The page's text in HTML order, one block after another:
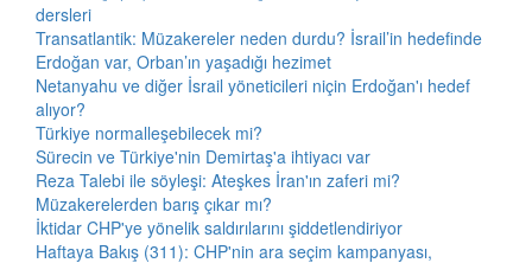
dersleri
Transatlantik: Müzakereler neden durdu? İsrail’in hedefinde
Erdoğan var, Orban’ın yaşadığı hezimet
Netanyahu ve diğer İsrail yöneticileri niçin Erdoğan'ı hedef
alıyor?
Türkiye normalleşebilecek mi?
Sürecin ve Türkiye'nin Demirtaş'a ihtiyacı var
Reza Talebi ile söyleşi: Ateşkes İran'ın zaferi mi?
Müzakerelerden barış çıkar mı?
İktidar CHP'ye yönelik saldırılarını şiddetlendiriyor
Haftaya Bakış (311): CHP'nin ara seçim kampanyası,